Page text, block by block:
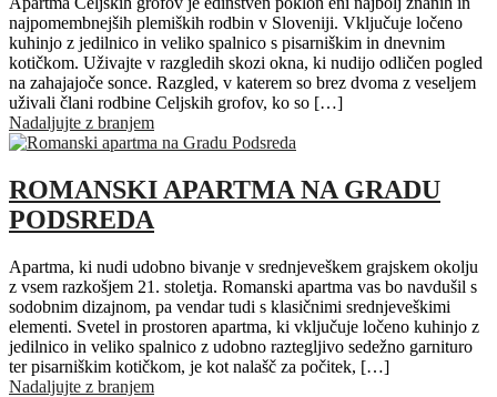
najpomembnejših plemiških rodbin v Sloveniji. Vključuje ločeno
kuhinjo z jedilnico in veliko spalnico s pisarniškim in dnevnim
kotičkom. Uživajte v razgledih skozi okna, ki nudijo odličen pogled
na zahajajoče sonce. Razgled, v katerem so brez dvoma z veseljem
uživali člani rodbine Celjskih grofov, ko so […]
Nadaljujte z branjem
ROMANSKI APARTMA NA GRADU
PODSREDA
Apartma, ki nudi udobno bivanje v srednjeveškem grajskem okolju
z vsem razkošjem 21. stoletja. Romanski apartma vas bo navdušil s
sodobnim dizajnom, pa vendar tudi s klasičnimi srednjeveškimi
elementi. Svetel in prostoren apartma, ki vključuje ločeno kuhinjo z
jedilnico in veliko spalnico z udobno raztegljivo sedežno garnituro
ter pisarniškim kotičkom, je kot nalašč za počitek, […]
Nadaljujte z branjem